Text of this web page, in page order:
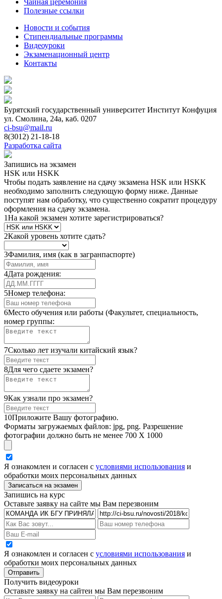
Полезные ссылки
Новости и события
Стипендиальные программы
Видеоуроки
Экзаменационный центр
Контакты
Бурятский государственный университет Институт Конфуция
ул. Смолина, 24а, каб. 0207
ci-bsu@mail.ru
8(3012) 21-18-18
Разработка сайта
Запишись на экзамен
HSK или HSKK
Чтобы подать заявление на сдачу экзамена HSK или HSKK
необходимо заполнить следующую форму ниже. Данные
поступят нам обработку, что существенно сократит процедуру
оформления на сдачу экзамена.
1На какой экзамен хотите зарегистрироваться?
2Какой уровень хотите сдать?
3Фамилия, имя (как в загранпаспорте)
4Дата рождения:
5Номер телефона:
6Место обучения или работы (Факультет, специальность,
номер группы:
7Сколько лет изучали китайский язык?
8Для чего сдаете экзамен?
9Как узнали про экзамен?
10Приложите Вашу фотографию.
Форматы загружаемых файлов: jpg, png. Разрешение
фотографии должно быть не менее 700 Х 1000
Я ознакомлен и согласен с условиями использования и
обработки моих персональных данных
Запишись на курс
Оставьте заявку на сайте мы Вам перезвоним
Я ознакомлен и согласен с условиями использования и
обработки моих персональных данных
Получить видеоуроки
Оставьте заявку на сайтеи мы Вам перезвоним